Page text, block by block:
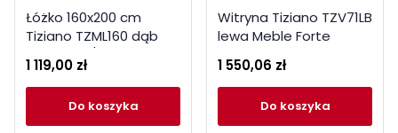
Łóżko 160x200 cm
Tiziano TZML160 dąb
połysk
1 119,00 zł
do koszyka
Witryna Tiziano TZV71LB
lewa Meble Forte
1 550,06 zł
do koszyka